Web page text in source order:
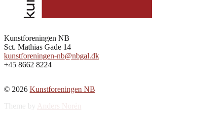
Kunstforeningen NB
Sct. Mathias Gade 14
kunstforeningen-nb@nbgal.dk
+45 8662 8224
© 2026 Kunstforeningen NB
Theme by